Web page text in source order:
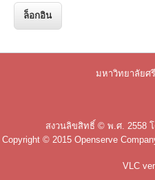
มหาวิทยาลัยศ
สงวนลิขสิทธิ์ © พ.ศ. 2558
Copyright © 2015 Openserve
VLC